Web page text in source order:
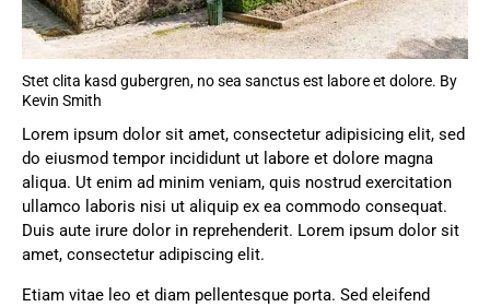
Stet clita kasd gubergren, no sea sanctus est labore et dolore. By
Kevin Smith
Lorem ipsum dolor sit amet, consectetur adipisicing elit, sed
do eiusmod tempor incididunt ut labore et dolore magna
aliqua. Ut enim ad minim veniam, quis nostrud exercitation
ullamco laboris nisi ut aliquip ex ea commodo consequat.
Duis aute irure dolor in reprehenderit. Lorem ipsum dolor sit
amet, consectetur adipiscing elit.
Etiam vitae leo et diam pellentesque porta. Sed eleifend